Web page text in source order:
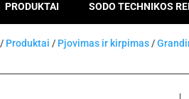
PRODUKTAI SODO TECHNIKOS
/ Produktai / Pjovimas ir kirpimas /